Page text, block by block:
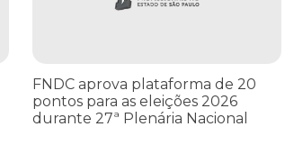
FNDC aprova plataforma de 20
pontos para as eleições 2026
durante 27ª Plenária Nacional